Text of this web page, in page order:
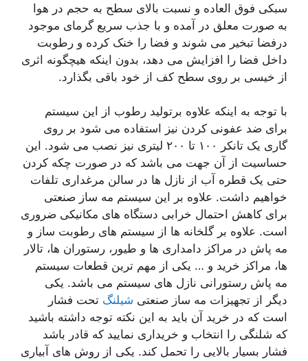
سبکی فوق العاده و نسبت بالای سطح به حجم در هوا
به صورت معلق در آمده و با جذب سریع گرمای موجود
درفضا تبخیر می شوند و فضا را خنک کرده و رطوبت
داخل فضا را افزایش می دهد، بدون اینکه هیچگونه اثری
از خیسی بر روی سطح کف از خود باقی بگذارد.
با توجه به اینکه علاوه برتولید رطوب از این سیستم
برای ضد عفونی کردن نیز استفاده می شود بر روی
گاری یک تانکر ۱۰۰ تا ۲۰۰ لیتری نیز نصب می شود. این
حساسیت از آن جهت می باشد که در صورت چکه کردن
حتی یک قطره آب از نازل ها در سالن مرغداری تلفات
خواهیم داشت. علاوه بر این سیستم مه ساز صنعتی
برای کاهش احتمال خرابی دستگاه های مکانیکی ضروری
است. علاوه بر گلخانه ها از سیستم های رطوبت ساز و
مه پاش در مراکز دامداری ها و طیور، رستوران ها، تالار
ها، مراکز خرید و … یکی از مهم ترین قطعات سیستم
مه پاش رستورانی نازل های سیستم می باشد. یکی
دیگر از تجهیزات مه ساز صنعتیشیلنگتحت فشار
است که در خرید آن باید به این نکته توجه داشته باشید
که شلنگی را انتخاب و خریداری نمایید که قادر باشد
فشار بسیار بالایی را تحمل کند. یکی از روش های آبیاری